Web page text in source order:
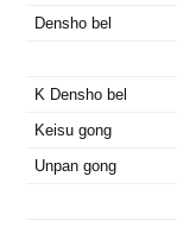
Densho bel
K Densho bel
Keisu gong
Unpan gong